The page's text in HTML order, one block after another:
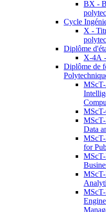
BX -
Cycle
X -
Diplôme
X-4A
Diplôme de
Data
for